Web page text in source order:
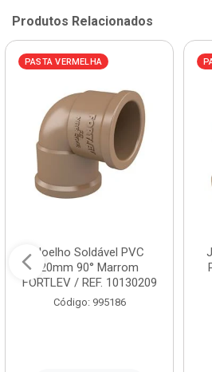
Produtos Relacionados
PASTA VERMELHA
Joelho Soldável PVC
20mm 90° Marrom
FORTLEV / REF. 10130209
Código: 995186